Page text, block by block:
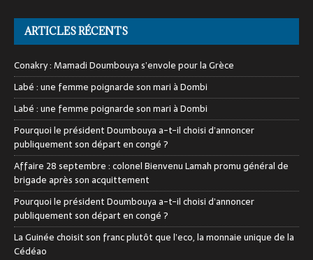
ARTICLES RÉCENTS
Conakry : Mamadi Doumbouya s’envole pour la Grèce
Labé : une femme poignarde son mari à Dombi
Labé : une femme poignarde son mari à Dombi
Pourquoi le président Doumbouya a-t-il choisi d’annoncer
publiquement son départ en congé ?
Affaire 28 septembre : colonel Bienvenu Lamah promu général de
brigade après son acquittement
Pourquoi le président Doumbouya a-t-il choisi d’annoncer
publiquement son départ en congé ?
La Guinée choisit son franc plutôt que l’eco, la monnaie unique de la
Cédéao